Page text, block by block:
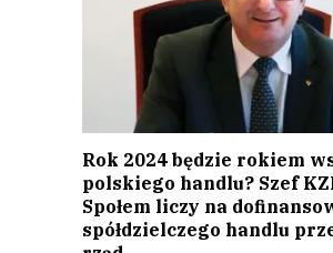
Rok 2024 będzie rokiem
polskiego handlu? Szef
Społem liczy na
spółdzielczego handlu